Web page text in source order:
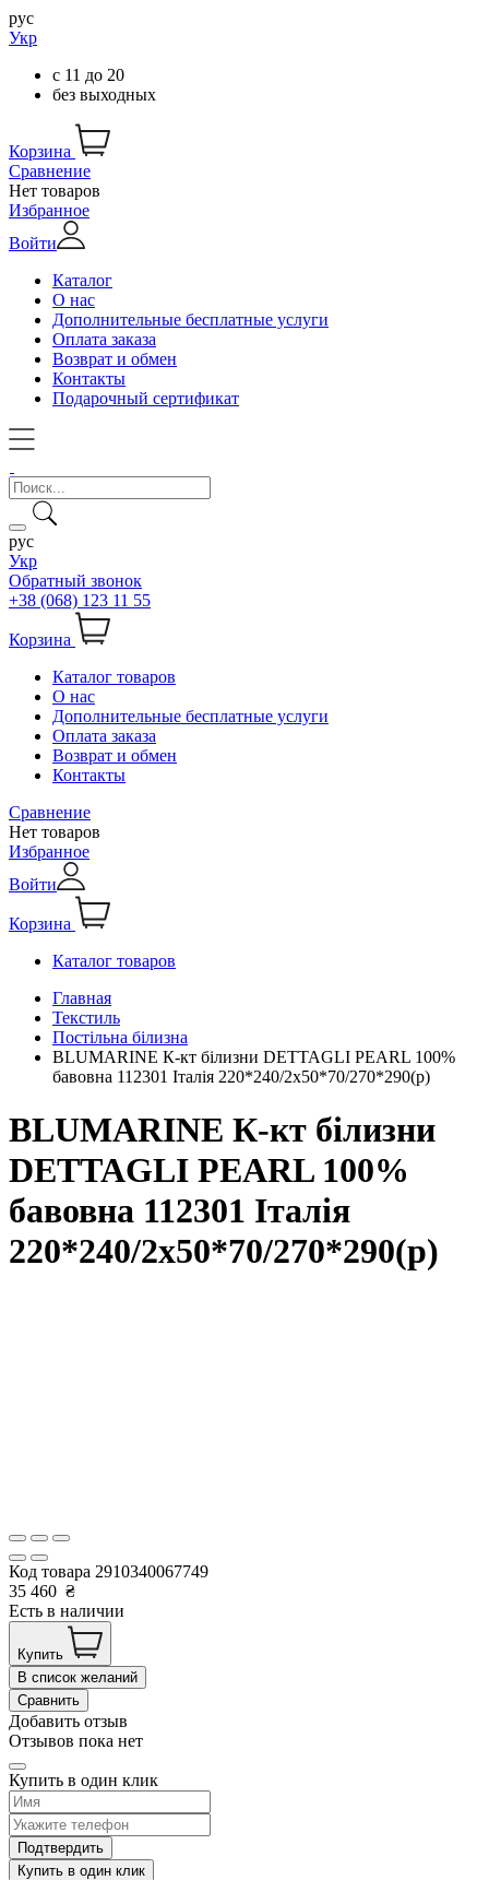
рус
Укр
с 11 до 20
без выходных
Корзина
Сравнение
Нет товаров
Избранное
Войти
Каталог
О нас
Дополнительные бесплатные услуги
Оплата заказа
Возврат и обмен
Контакты
Подарочный сертификат
рус
Укр
Обратный звонок
+38 (068) 123 11 55
Корзина
Каталог товаров
О нас
Дополнительные бесплатные услуги
Оплата заказа
Возврат и обмен
Контакты
Сравнение
Нет товаров
Избранное
Войти
Корзина
Каталог товаров
Главная
Текстиль
Постільна білизна
BLUMARINE К-кт білизни DETTAGLI PEARL 100%
бавовна 112301 Італія 220*240/2х50*70/270*290(р)
BLUMARINE К-кт білизни
DETTAGLI PEARL 100%
бавовна 112301 Італія
220*240/2х50*70/270*290(р)
Код товара 2910340067749
35 460 ₴
Есть в наличии
Купить
В список желаний
Сравнить
Добавить отзыв
Отзывов пока нет
Купить в один клик
Подтвердить
Купить в один клик